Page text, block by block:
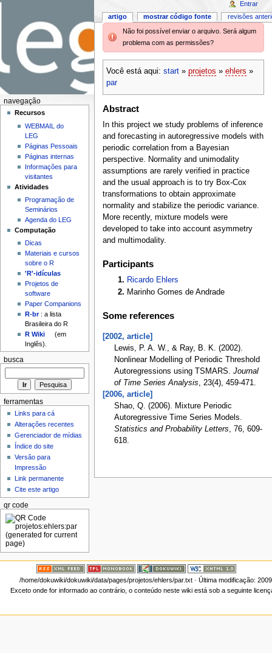
Não foi possível enviar o arquivo. Será algum
problema com as permissões?
Você está aqui: start» projetos » ehlers »
par
Abstract
In this project we study problems of inference
and forecasting in autoregressive models with
periodic correlation from a Bayesian
perspective. Normality and unimodality
assumptions are rarely verified in practice
and the usual approach is to try Box-Cox
transformations to obtain approximate
normality and stabilize the periodic variance.
More recently, mixture models were
developed to take into account asymmetry
and multimodality.
Participants
Ricardo Ehlers
Marinho Gomes de Andrade
Some references
[2002, article]
Lewis, P. A. W., & Ray, B. K. (2002).
Nonlinear Modelling of Periodic Threshold
Autoregressions using TSMARS. Journal
of Time Series Analysis , 23(4), 459-471.
[2006, article]
Shao, Q. (2006). Mixture Periodic
Autoregressive Time Series Models.
Statistics and Probability Letters , 76, 609-
618.
artigo mostrar código fonte revisões
Entrar
navegação
Recursos
WEBMAIL do
LEG
Páginas Pessoais
Páginas internas
Informações para
visitantes
Atividades
Programação de
Seminários
Agenda do LEG
Computação
Dicas
Materiais e cursos
sobre o R
'R'-idículas
Projetos de
software
Paper Companions
R-br: a lista
Brasileira do R
R Wiki
(em
Inglês).
busca
ferramentas
Links para cá
Alterações recentes
Gerenciador de mídias
Índice do site
Versão para
Impressão
Link permanente
Cite este artigo
qr code
/home/dokuwiki/dokuwiki/data/pages/projetos/ehlers/par.txt· Última modificação:
Exceto onde for informado ao contrário, o conteúdo neste wiki está sob a seguinte